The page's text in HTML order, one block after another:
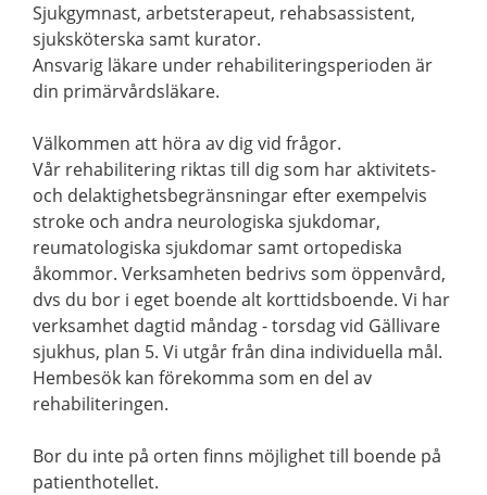
Sjukgymnast, arbetsterapeut, rehabsassistent,
sjuksköterska samt kurator.
Ansvarig läkare under rehabiliteringsperioden är
din primärvårdsläkare.
Välkommen att höra av dig vid frågor.
Vår rehabilitering riktas till dig som har aktivitets-
och delaktighetsbegränsningar efter exempelvis
stroke och andra neurologiska sjukdomar,
reumatologiska sjukdomar samt ortopediska
åkommor. Verksamheten bedrivs som öppenvård,
dvs du bor i eget boende alt korttidsboende. Vi har
verksamhet dagtid måndag - torsdag vid Gällivare
sjukhus, plan 5. Vi utgår från dina individuella mål.
Hembesök kan förekomma som en del av
rehabiliteringen.
Bor du inte på orten finns möjlighet till boende på
patienthotellet.